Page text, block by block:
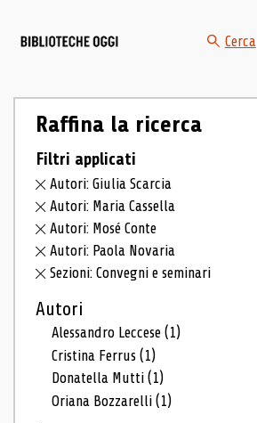
Cerca
Raffina la ricerca
Filtri applicati
Autori: Giulia Scarcia
Autori: Maria Cassella
Autori: Mosé Conte
Autori: Paola Novaria
Sezioni: Convegni e seminari
Autori
Alessandro Leccese(1)
Cristina Ferrus(1)
Donatella Mutti(1)
Oriana Bozzarelli(1)